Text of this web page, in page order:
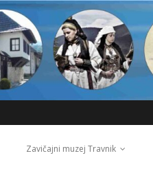
Zavičajni muzej Travnik